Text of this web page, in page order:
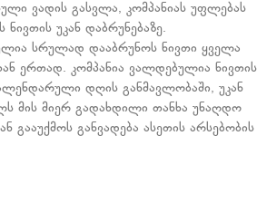
ვადის გასვლა, კომპანიას უფლებას
ნივთის უკან დაბრუნებაზე.
სრულად დააბრუნოს ნივთი ყველა
ერთად. კომპანია ვალდებულია ნივთის
დღის განმავლობაში, უკან
მის მიერ გადახდილი თანხა უნაღდო
გააუქმოს განვადება ასეთის არსებობის